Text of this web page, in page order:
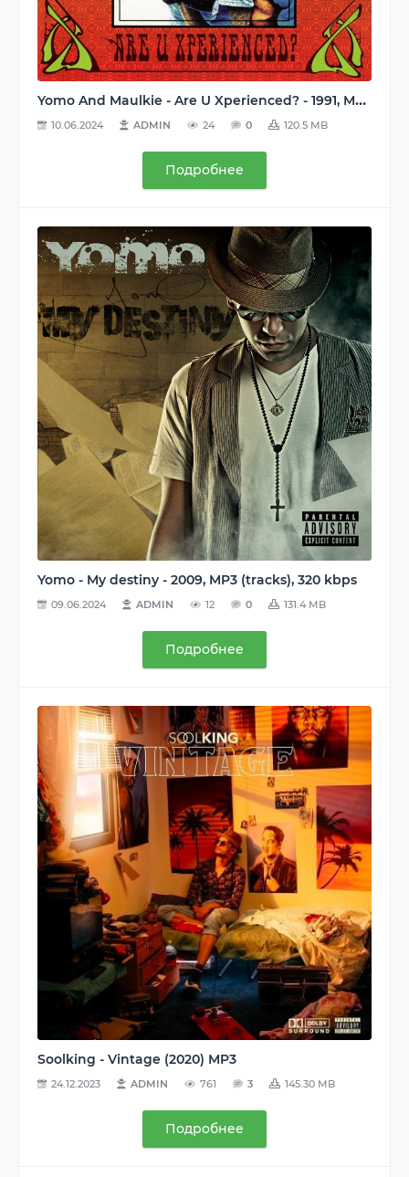
Yomo And Maulkie - Are U Xperienced? - 1991, MP3 (tracks), 320 kbps
10.06.2024 ADMIN 24 0 120.5 MB
Подробнее
Yomo - My destiny - 2009, MP3 (tracks), 320 kbps
09.06.2024 ADMIN 12 0 131.4 MB
Подробнее
Soolking - Vintage (2020) MP3
24.12.2023 ADMIN 761 3 145.30 MB
Подробнее